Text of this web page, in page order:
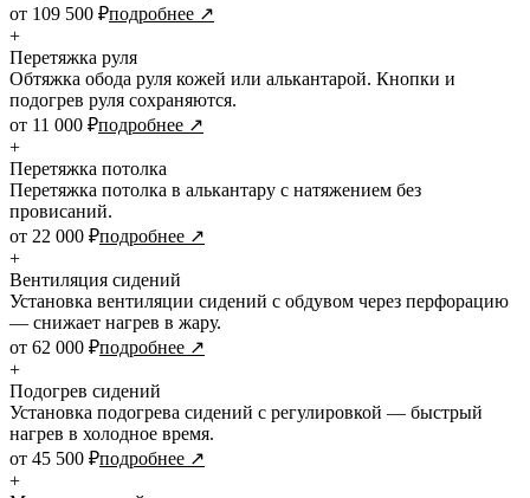
от 109 500 ₽подробнее ↗
+
Перетяжка руля
Обтяжка обода руля кожей или алькантарой. Кнопки и
подогрев руля сохраняются.
от 11 000 ₽подробнее ↗
+
Перетяжка потолка
Перетяжка потолка в алькантару с натяжением без
провисаний.
от 22 000 ₽подробнее ↗
+
Вентиляция сидений
Установка вентиляции сидений с обдувом через перфорацию
— снижает нагрев в жару.
от 62 000 ₽подробнее ↗
+
Подогрев сидений
Установка подогрева сидений с регулировкой — быстрый
нагрев в холодное время.
от 45 500 ₽подробнее ↗
+